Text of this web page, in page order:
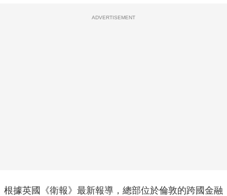
ADVERTISEMENT
根據英國《衛報》最新報導，總部位於倫敦的跨國金融